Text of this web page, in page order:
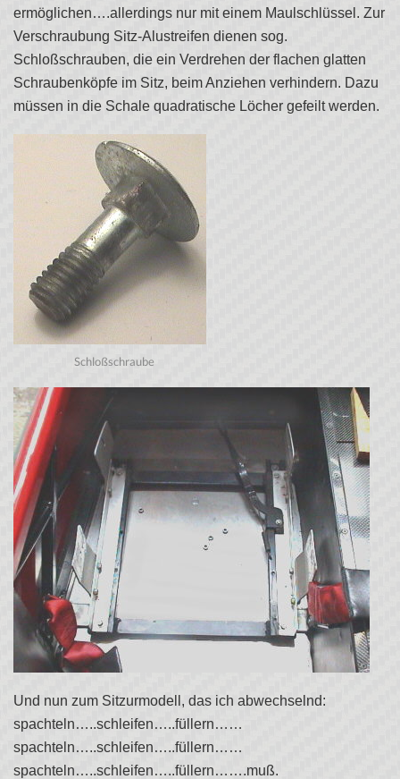
ermöglichen….allerdings nur mit einem Maulschlüssel. Zur
Verschraubung Sitz-Alustreifen dienen sog.
Schloßschrauben, die ein Verdrehen der flachen glatten
Schraubenköpfe im Sitz, beim Anziehen verhindern. Dazu
müssen in die Schale quadratische Löcher gefeilt werden.
Schloßschraube
Und nun zum Sitzurmodell, das ich abwechselnd:
spachteln…..schleifen…..füllern……
spachteln…..schleifen…..füllern……
spachteln…..schleifen…..füllern…….muß.